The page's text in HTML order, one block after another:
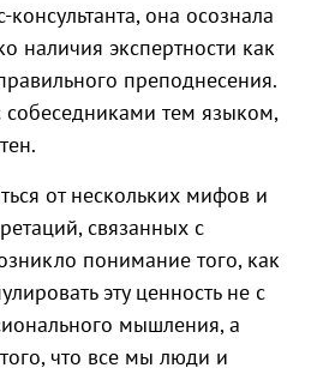
она осознала
наличия экспертности как
преподнесения.
собеседниками тем языком,
от нескольких мифов и
связанных с
понимание того, как
эту ценность не с
мышления, а
что все мы люди и